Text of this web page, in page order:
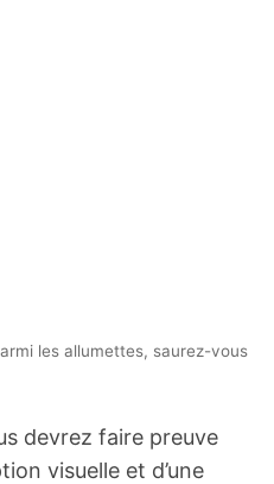
les allumettes, saurez-vous
devrez faire preuve
visuelle et d’une